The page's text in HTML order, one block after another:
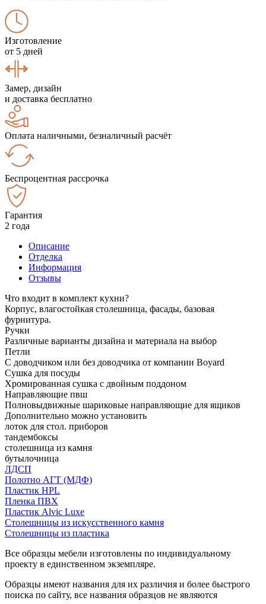
Изготовление
от 5 дней
Замер, дизайн
и доставка бесплатно
Оплата наличными, безналичный расчёт
Беспроцентная рассрочка
Гарантия
2 года
Описание
Отделка
Информация
Отзывы
Что входит в комплект кухни?
Корпус, влагостойкая столешница, фасады, базовая
фурнитура.
Ручки
Различные варианты дизайна и материала на выбор
Петли
С доводчиком или без доводчика от компании Boyard
Сушка для посуды
Хромированная сушка с двойным поддоном
Направляющие пвш
Полновыдвижные шариковые направляющие для ящиков
Дополнительно можно установить
лоток для стол. приборов
тандембоксы
столешница из камня
бутылочница
ЛДСП
Полотно АГТ (МДФ)
Пластик HPL
Пленка ПВХ
Пластик Alvic Luxe
Столешницы из искусственного камня
Столешницы из пластика
Все образцы мебели изготовлены по индивидуальному
проекту в единственном экземпляре.
Образцы имеют названия для их различия и более быстрого
поиска по сайту, все названия образцов не являются